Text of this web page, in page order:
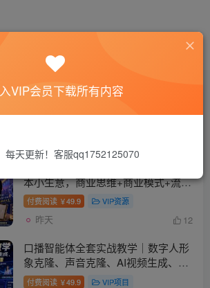
版块 0 帖子 0 粉丝
本小生意，商业思维+商业模式+流量
实战+个人成长全闭环教程
付费阅读 ￥49.9 VIP资源
昨天 12
口播智能体全套实战教学｜数字人形
象克隆、声音克隆、AI视频生成、文
案改写、软件配置零基础落地课
付费阅读 ￥49.9 VIP项目
VIP会员下载所有内容
每天更新！客服qq1752125070